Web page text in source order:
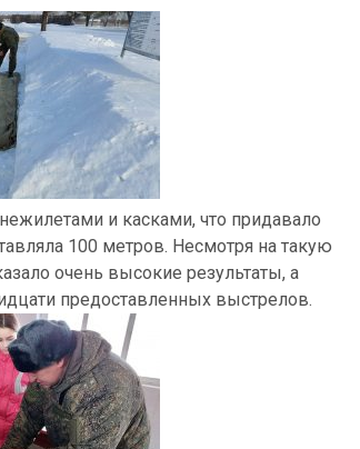
и касками, что придавало
100 метров. Несмотря на такую
очень высокие результаты, а
предоставленных выстрелов.